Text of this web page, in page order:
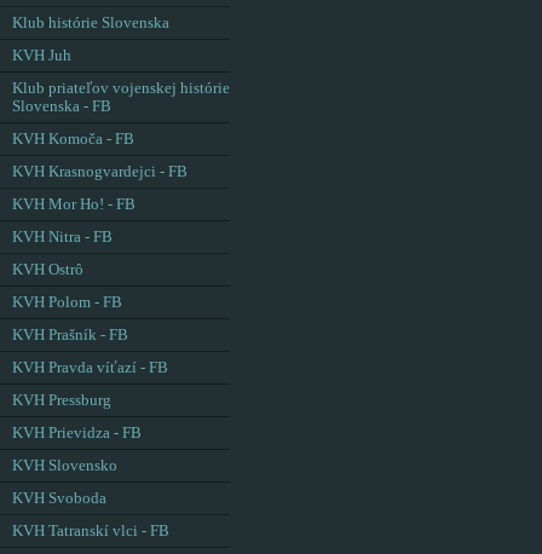
Klub histórie Slovenska
KVH Juh
Klub priateľov vojenskej histórie
Slovenska - FB
KVH Komoča - FB
KVH Krasnogvardejci - FB
KVH Mor Ho! - FB
KVH Nitra - FB
KVH Ostrô
KVH Polom - FB
KVH Prašník - FB
KVH Pravda víťazí - FB
KVH Pressburg
KVH Prievidza - FB
KVH Slovensko
KVH Svoboda
KVH Tatranskí vlci - FB